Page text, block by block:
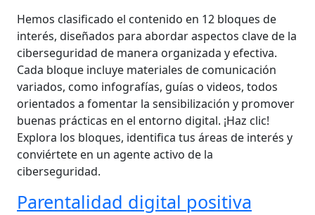
Hemos clasificado el contenido en 12 bloques de
interés, diseñados para abordar aspectos clave de la
ciberseguridad de manera organizada y efectiva.
Cada bloque incluye materiales de comunicación
variados, como infografías, guías o videos, todos
orientados a fomentar la sensibilización y promover
buenas prácticas en el entorno digital. ¡Haz clic!
Explora los bloques, identifica tus áreas de interés y
conviértete en un agente activo de la
ciberseguridad.
Parentalidad digital positiva